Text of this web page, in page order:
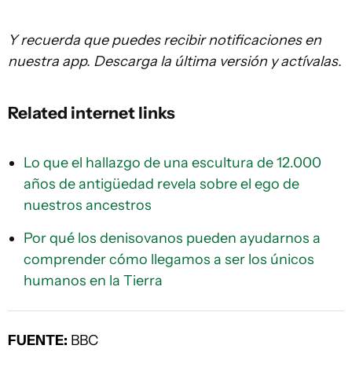
Y recuerda que puedes recibir notificaciones en
nuestra app. Descarga la última versión y actívalas.
Related internet links
Lo que el hallazgo de una escultura de 12.000
años de antigüedad revela sobre el ego de
nuestros ancestros
Por qué los denisovanos pueden ayudarnos a
comprender cómo llegamos a ser los únicos
humanos en la Tierra
FUENTE: BBC